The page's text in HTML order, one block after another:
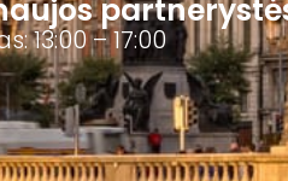
13:00 – 17:00